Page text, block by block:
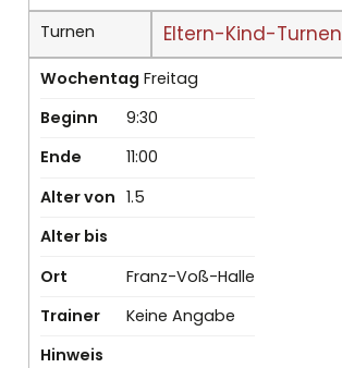
Turnen Eltern-Kind-Turnen
Wochentag Freitag
Beginn
9:30
Ende
11:00
Alter von 1.5
Alter bis
Ort
Franz-Voß-Halle
Trainer
Keine Angabe
Hinweis